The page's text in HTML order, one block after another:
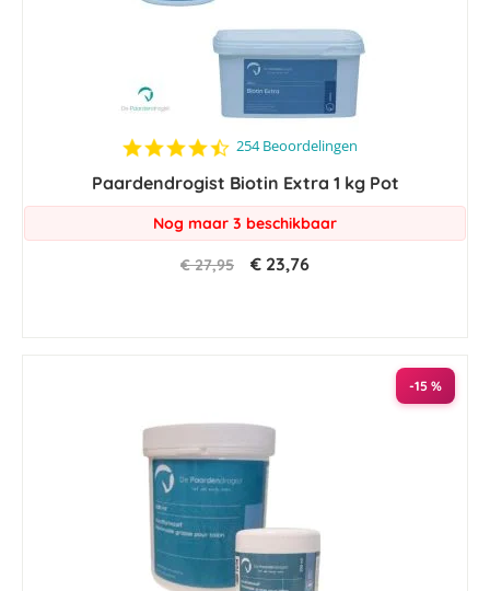
4.4
rating
254 Beoordelingen
Paardendrogist Biotin Extra 1 kg Pot
Nog maar 3 beschikbaar
€ 27,95 € 23,76
-15 %